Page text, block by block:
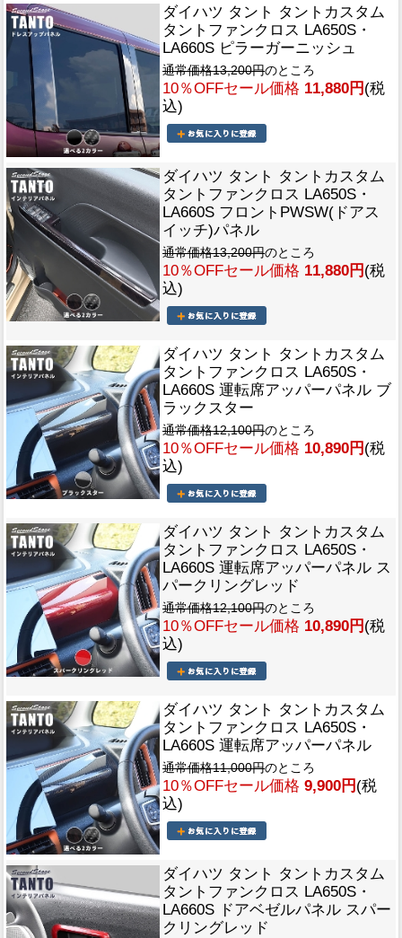
ダイハツ タント タントカスタム
タントファンクロス LA650S・
LA660S ピラーガーニッシュ
通常価格13,200円のところ
10％OFFセール価格 11,880円 (税
込)
ダイハツ タント タントカスタム
タントファンクロス LA650S・
LA660S フロントPWSW(ドアス
イッチ)パネル
通常価格13,200円のところ
10％OFFセール価格 11,880円 (税
込)
ダイハツ タント タントカスタム
タントファンクロス LA650S・
LA660S 運転席アッパーパネル ブ
ラックスター
通常価格12,100円のところ
10％OFFセール価格 10,890円 (税
込)
ダイハツ タント タントカスタム
タントファンクロス LA650S・
LA660S 運転席アッパーパネル ス
パークリングレッド
通常価格12,100円のところ
10％OFFセール価格 10,890円 (税
込)
ダイハツ タント タントカスタム
タントファンクロス LA650S・
LA660S 運転席アッパーパネル
通常価格11,000円のところ
10％OFFセール価格 9,900円 (税
込)
ダイハツ タント タントカスタム
タントファンクロス LA650S・
LA660S ドアベゼルパネル スパー
クリングレッド